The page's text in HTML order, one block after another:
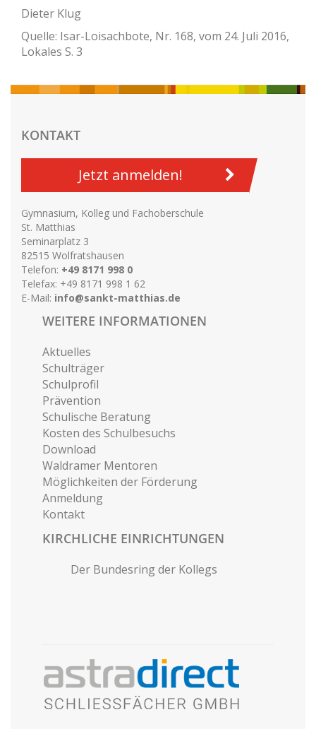
Dieter Klug
Quelle: Isar-Loisachbote, Nr. 168, vom 24. Juli 2016,
Lokales S. 3
KONTAKT
Jetzt anmelden!
Gymnasium, Kolleg und Fachoberschule
St. Matthias
Seminarplatz 3
82515 Wolfratshausen
Telefon: +49 8171 998 0
Telefax: +49 8171 998 1 62
E-Mail: info@sankt-matthias.de
WEITERE INFORMATIONEN
Aktuelles
Schulträger
Schulprofil
Prävention
Schulische Beratung
Kosten des Schulbesuchs
Download
Waldramer Mentoren
Möglichkeiten der Förderung
Anmeldung
Kontakt
KIRCHLICHE EINRICHTUNGEN
Der Bundesring der Kollegs